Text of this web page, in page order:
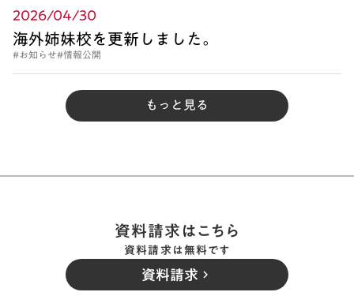
2026/04/30
海外姉妹校を更新しました。
#お知らせ#情報公開
もっと見る
資料請求はこちら
資料請求は無料です
資料請求 keyboard_arrow_right